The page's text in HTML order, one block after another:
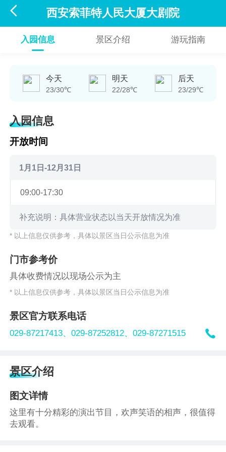
 西安索菲特人民大厦大剧院
入园信息 景区介绍 游玩指南
今天
23/30℃
明天
22/28℃
后天
23/29℃
入园信息
开放时间
1月1日-12月31日
09:00-17:30
补充说明：具体营业状态以当天开放情况为准
* 以上信息仅供参考，具体以景区当日公示信息为准
门市参考价
具体收费情况以现场公示为主
* 以上信息仅供参考，具体以景区当日公示信息为准
景区官方联系电话
029-87217413、029-87252812、029-87271515 
景区介绍
图文详情
这里有十分精彩的演出节目，欢声笑语的相声，很值得
去观看。